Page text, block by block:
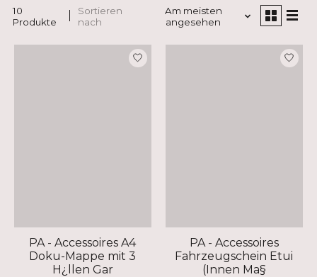
10
Produkte
Sortieren
nach
Am meisten
angesehen
PA - Accessoires A4
Doku-Mappe mit 3
H¿llen Gar
PA - Accessoires
Fahrzeugschein Etui
(Innen Ma§